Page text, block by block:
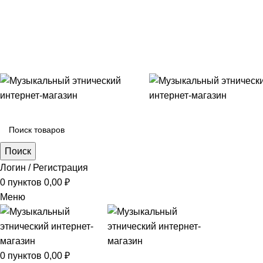
Поиск
Логин / Регистрация
0 пунктов 0,00 ₽
Меню
0 пунктов 0,00 ₽